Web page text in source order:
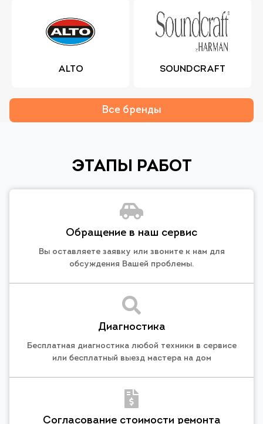
ALTO SOUNDCRAFT
Все бренды
ЭТАПЫ РАБОТ
Обращение в наш сервис
Вы оставляете заявку или звоните к нам для
обсуждения Вашей проблемы.
Диагностика
Бесплатная диагностика любой техники в сервисе
или бесплатный выезд мастера на дом
Согласование стоимости ремонта